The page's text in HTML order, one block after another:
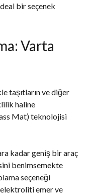
bir seçenek
Varta
taşıtların ve diğer
haline
Mat) teknolojisi
kadar geniş bir araç
benimsemekte
seçeneği
emer ve